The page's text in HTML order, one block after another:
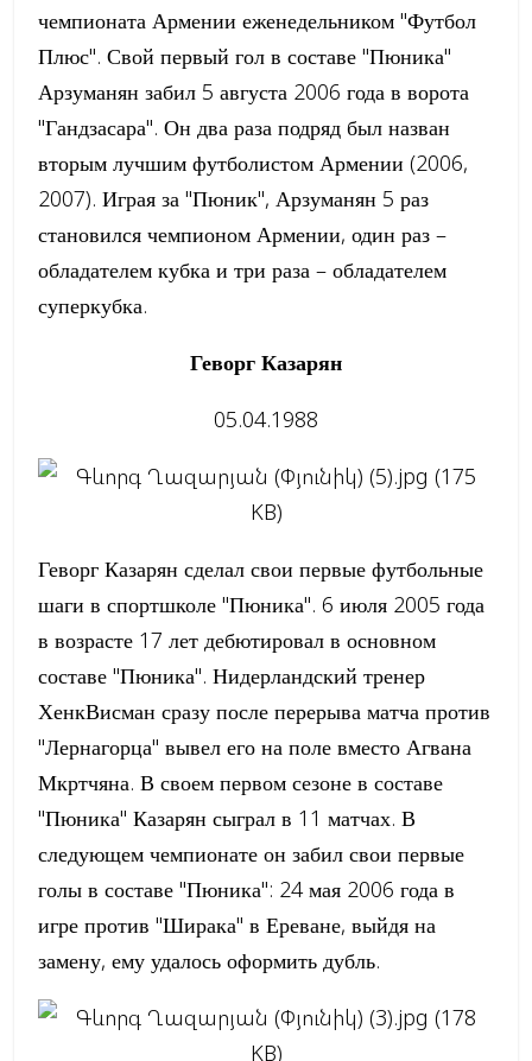
чемпионата Армении еженедельником "Футбол
Плюс". Свой первый гол в составе ''Пюника''
Арзуманян забил 5 августа 2006 года в ворота
"Гандзасара". Он два раза подряд был назван
вторым лучшим футболистом Армении (2006,
2007). Играя за "Пюник", Арзуманян 5 раз
становился чемпионом Армении, один раз –
обладателем кубка и три раза – обладателем
суперкубка.
Геворг Казарян
05.04.1988
Геворг Казарян сделал свои первые футбольные
шаги в спортшколе "Пюника". 6 июля 2005 года
в возрасте 17 лет дебютировал в основном
составе "Пюника". Нидерландский тренер
ХенкВисман сразу после перерыва матча против
"Лернагорца" вывел его на поле вместо Агвана
Мкртчяна. В своем первом сезоне в составе
"Пюника" Казарян сыграл в 11 матчах. В
следующем чемпионате он забил свои первые
голы в составе "Пюника": 24 мая 2006 года в
игре против "Ширака" в Ереване, выйдя на
замену, ему удалось оформить дубль.